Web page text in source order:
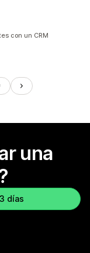
con un CRM
una
días